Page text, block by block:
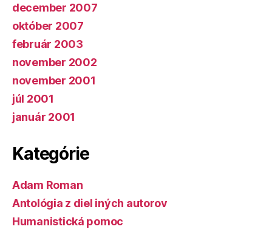
december 2007
október 2007
február 2003
november 2002
november 2001
júl 2001
január 2001
Kategórie
Adam Roman
Antológia z diel iných autorov
Humanistická pomoc